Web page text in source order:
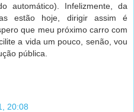
automático). Infelizmente, da
estão hoje, dirigir assim é
que meu próximo carro com
a vida um pouco, senão, vou
pública.
20:08